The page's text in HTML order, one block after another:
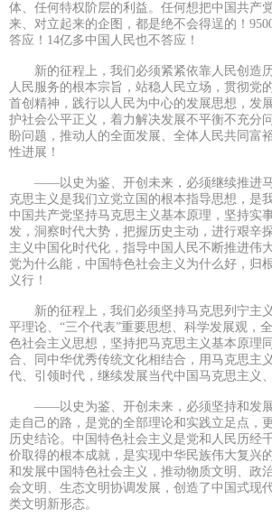
体、任何特权阶层的利益。任何想把中国共产
来、对立起来的企图，都是绝不会得逞的！
答应！14亿多中国人民也不答应！
新的征程上，我们必须紧紧依靠人民创造
人民服务的根本宗旨，站稳人民立场，贯彻党
首创精神，践行以人民为中心的发展思想，发
护社会公平正义，着力解决发展不平衡不充分
盼问题，推动人的全面发展、全体人民共同富
性进展！
——以史为鉴、开创未来，必须继续推进马
克思主义是我们立党立国的根本指导思想，是
中国共产党坚持马克思主义基本原理，坚持实
发，洞察时代大势，把握历史主动，进行艰辛
主义中国化时代化，指导中国人民不断推进伟
党为什么能，中国特色社会主义为什么好，归
义行！
新的征程上，我们必须坚持马克思列宁主
平理论、“三个代表”重要思想、科学发展观，
色社会主义思想，坚持把马克思主义基本原理
合、同中华优秀传统文化相结合，用马克思主
代、引领时代，继续发展当代中国马克思主义
——以史为鉴、开创未来，必须坚持和发展
走自己的路，是党的全部理论和实践立足点，
历史结论。中国特色社会主义是党和人民历经
价取得的根本成就，是实现中华民族伟大复兴
和发展中国特色社会主义，推动物质文明、政
会文明、生态文明协调发展，创造了中国式现
类文明新形态。